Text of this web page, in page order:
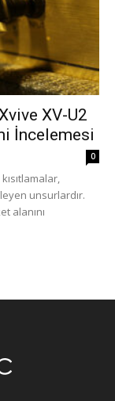
XV-U2
İncelemesi
0
unsurlardır.
alanını